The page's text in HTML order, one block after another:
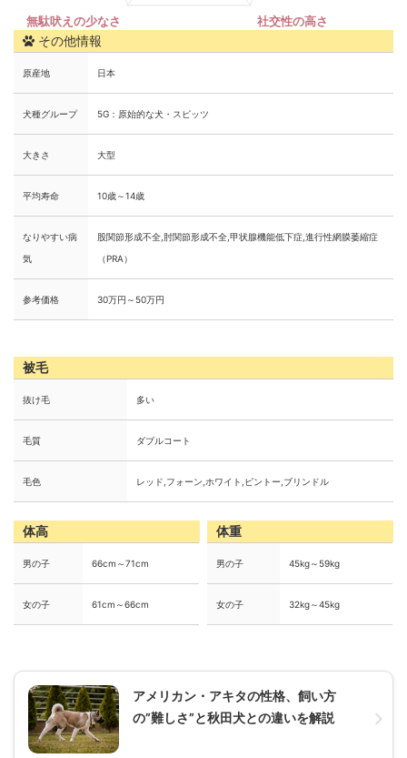
その他情報
原産地 日本
犬種グループ 5G：原始的な犬・スピッツ
大きさ 大型
平均寿命 10歳～14歳
なりやすい病
気
股関節形成不全,肘関節形成不全,甲状腺機能低下症,進行性網膜萎縮症
（PRA）
参考価格 30万円～50万円
被毛
抜け毛 多い
毛質 ダブルコート
毛色 レッド,フォーン,ホワイト,ピントー,ブリンドル
体高
男の子 66cm～71cm
女の子 61cm～66cm
体重
男の子 45kg～59kg
女の子 32kg～45kg
アメリカン・アキタの性格、飼い方
の”難しさ”と秋田犬との違いを解説